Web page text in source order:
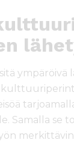
ympäröivä
Samalla se